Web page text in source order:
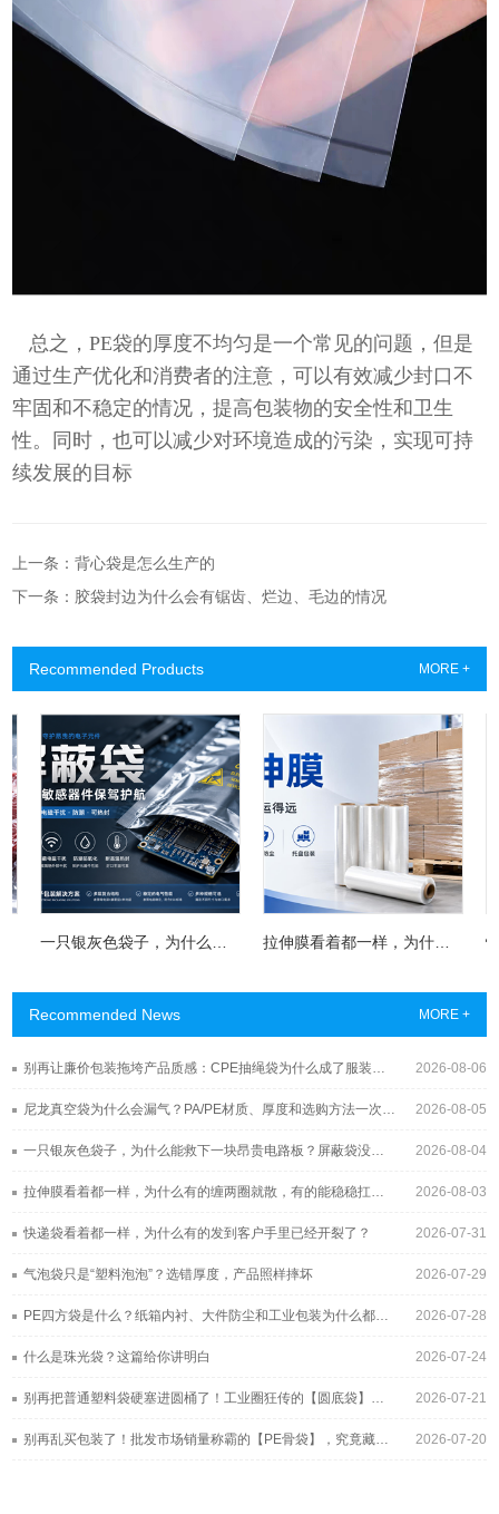
总之，PE袋的厚度不均匀是一个常见的问题，但是
通过生产优化和消费者的注意，可以有效减少封口不
牢固和不稳定的情况，提高包装物的安全性和卫生
性。同时，也可以减少对环境造成的污染，实现可持
续发展的目标
上一条：背心袋是怎么生产的
下一条：胶袋封边为什么会有锯齿、烂边、毛边的情况
Recommended Products MORE +
一只银灰色袋子，为什么能救下一块昂贵电路板？屏蔽袋没你想得那么简单 拉伸膜看着都一样，为什么有的缠两圈就散，有的能稳稳扛过长途运输？
Recommended News MORE +
2026-08-06
别再让廉价包装拖垮产品质感：CPE抽绳袋为什么成了服装与3C品牌的新宠？
2026-08-05
尼龙真空袋为什么会漏气？PA/PE材质、厚度和选购方法一次讲清
2026-08-04
一只银灰色袋子，为什么能救下一块昂贵电路板？屏蔽袋没你想得那么简单
2026-08-03
拉伸膜看着都一样，为什么有的缠两圈就散，有的能稳稳扛过长途运输？
2026-07-31
快递袋看着都一样，为什么有的发到客户手里已经开裂了？
2026-07-29
气泡袋只是“塑料泡泡”？选错厚度，产品照样摔坏
2026-07-28
PE四方袋是什么？纸箱内衬、大件防尘和工业包装为什么都在用它
2026-07-24
什么是珠光袋？这篇给你讲明白
2026-07-21
别再把普通塑料袋硬塞进圆桶了！工业圈狂传的【圆底袋】，究竟凭什么帮工厂年省几十万？
2026-07-20
别再乱买包装了！批发市场销量称霸的【PE骨袋】，究竟藏着多少不为人知的采购黑幕？